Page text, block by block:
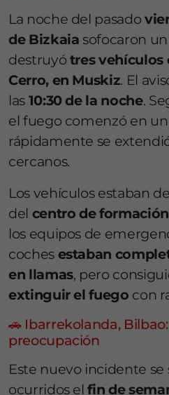
La noche del pasado
de Bizkaia sofocaron
destruyó tres vehículos
Cerro, en Muskiz. El
las 10:30 de la noche.
el fuego comenzó en
rápidamente se
cercanos.
Los vehículos estaban
del centro de
los equipos de
coches estaban
en llamas, pero
extinguir el fuego con
🚗 Ibarrekolanda,
preocupación
Este nuevo incidente se
ocurridos elfin de